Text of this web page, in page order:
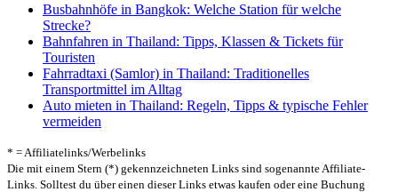
Busbahnhöfe in Bangkok: Welche Station für welche
Strecke?
Bahnfahren in Thailand: Tipps, Klassen & Tickets für
Touristen
Fahrradtaxi (Samlor) in Thailand: Traditionelles
Transportmittel im Alltag
Auto mieten in Thailand: Regeln, Tipps & typische Fehler
vermeiden
* = Affiliatelinks/Werbelinks
Die mit einem Stern (*) gekennzeichneten Links sind sogenannte Affiliate-
Links. Solltest du über einen dieser Links etwas kaufen oder eine Buchung